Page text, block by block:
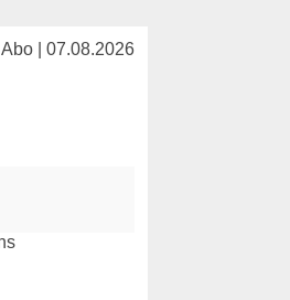
Abo | 07.08.2026